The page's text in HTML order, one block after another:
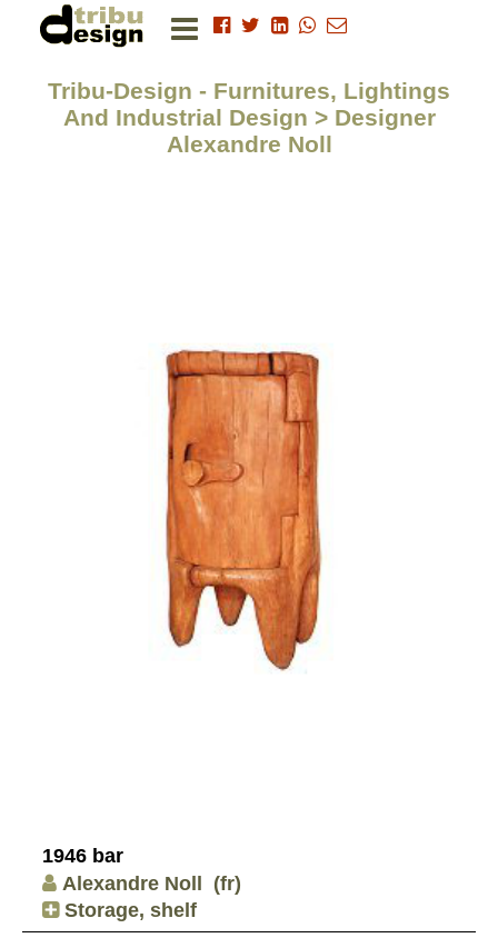
Tribu-Design - Furnitures, Lightings
And Industrial Design > Designer
Alexandre Noll
1946 bar
Alexandre Noll (fr)
Storage, shelf